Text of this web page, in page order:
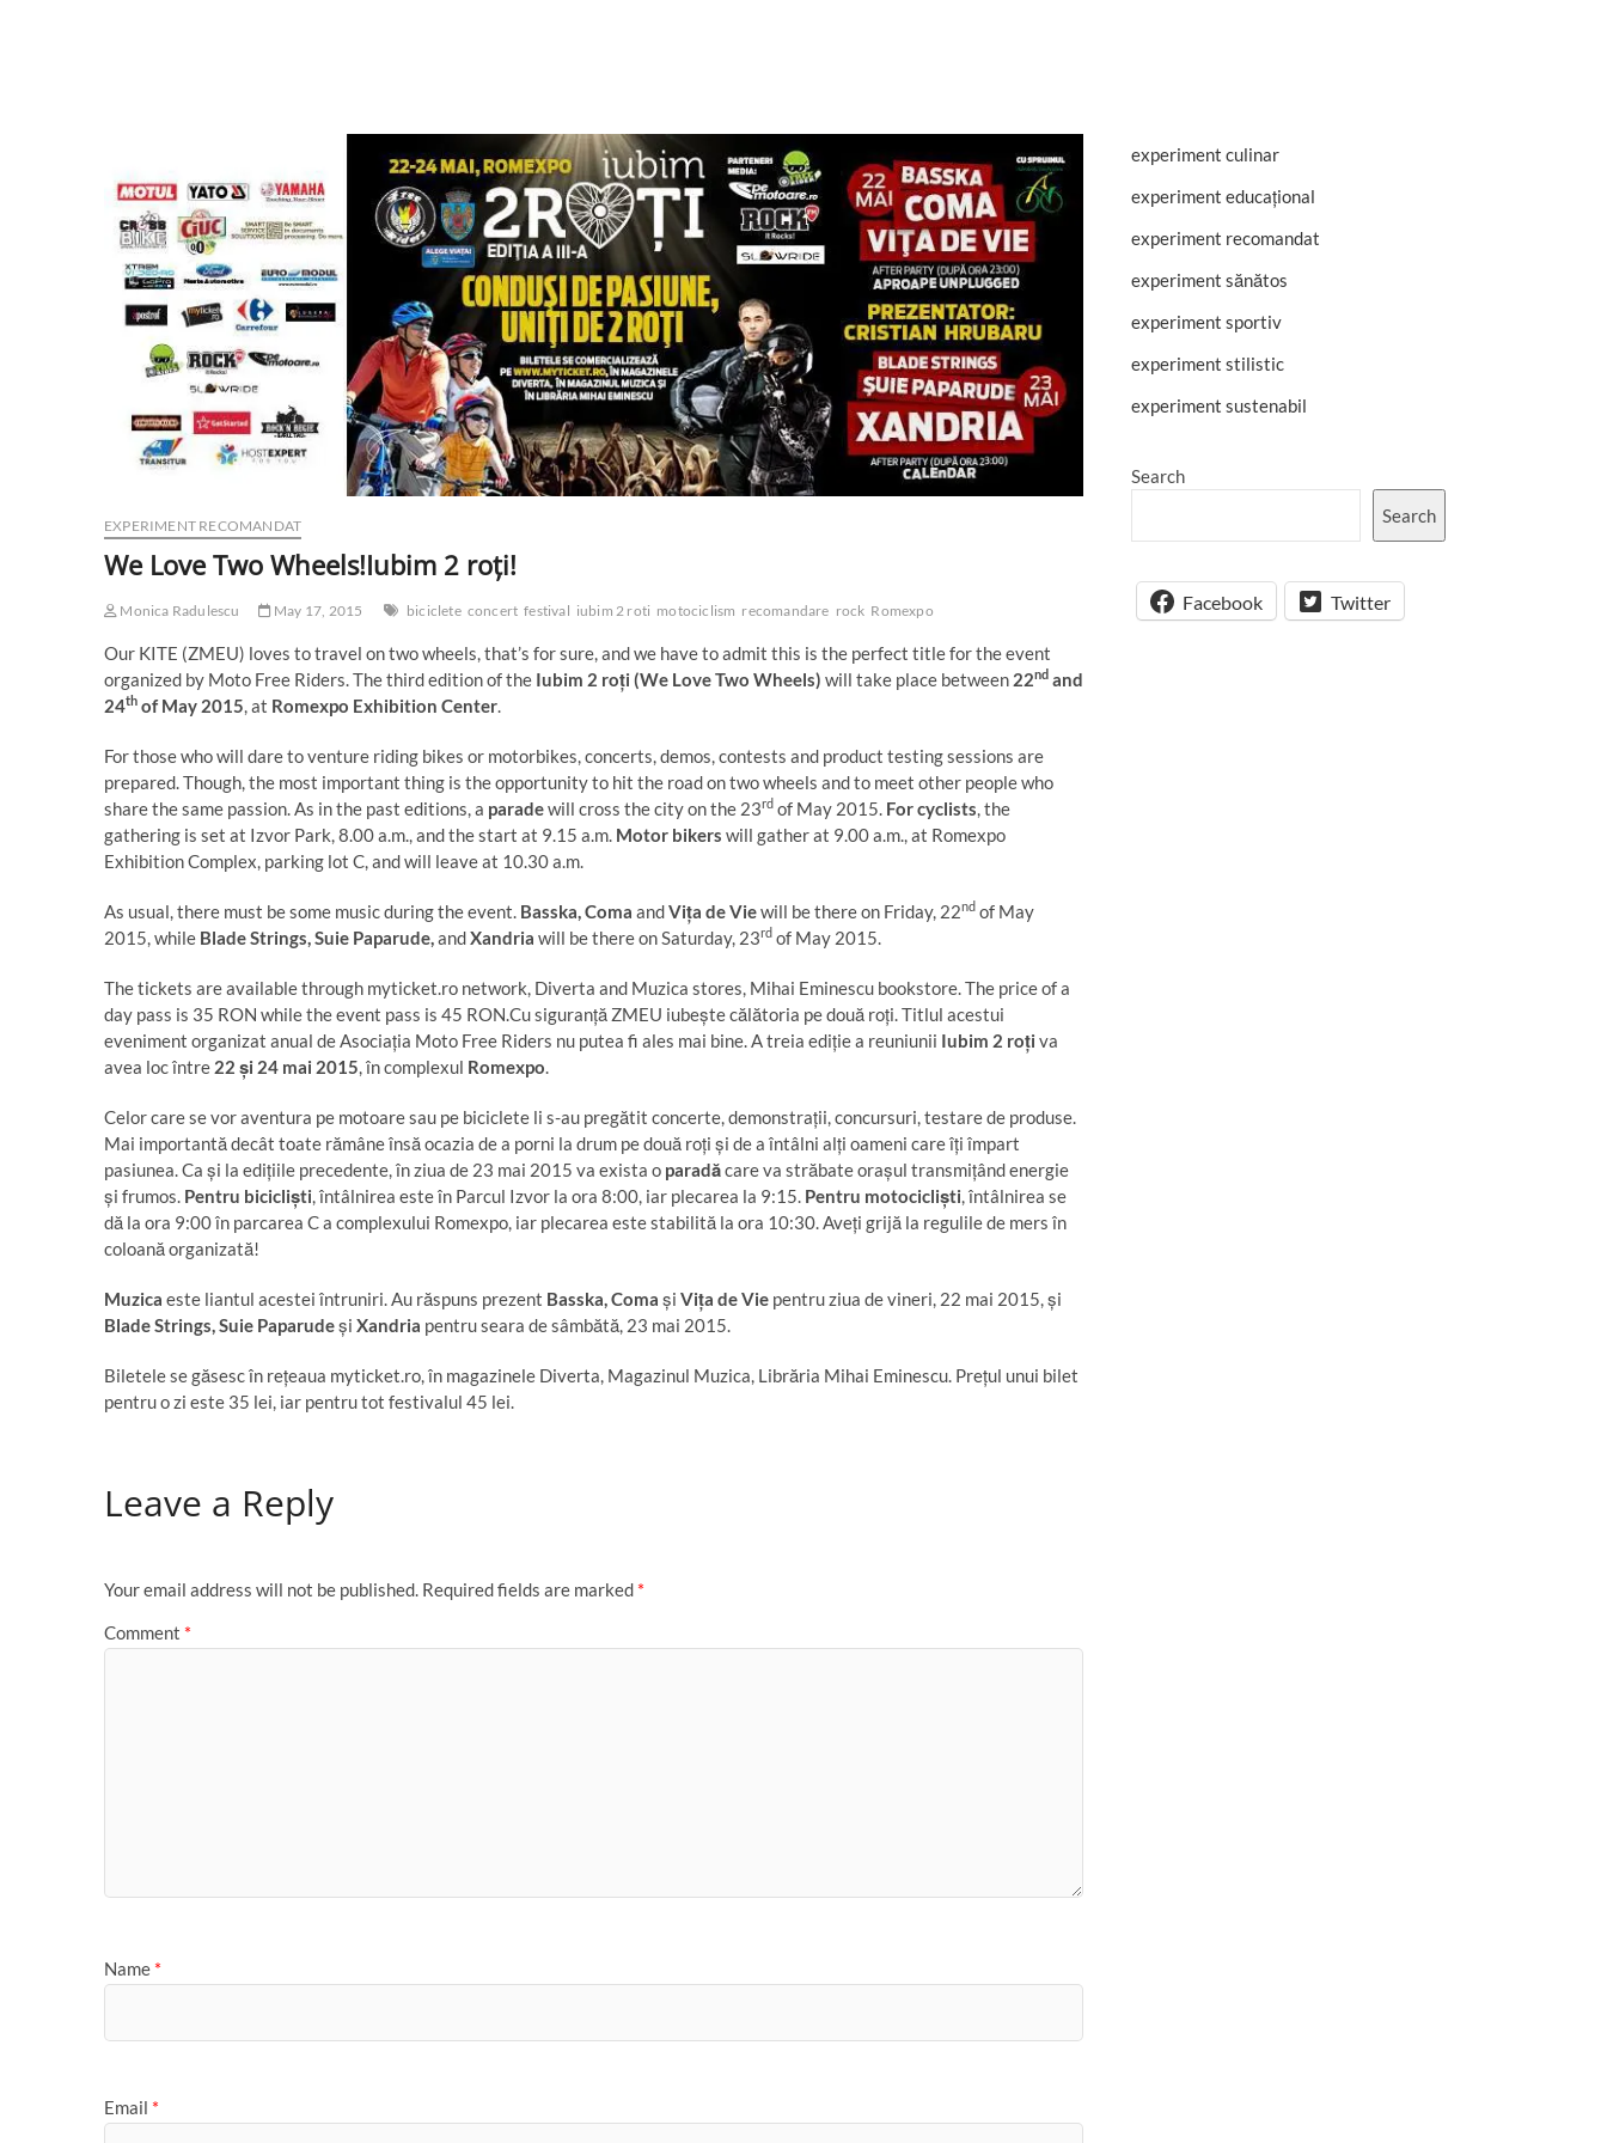
EXPERIMENT RECOMANDAT
We Love Two Wheels!Iubim 2 roți!
Monica Radulescu May 17, 2015 biciclete concert festival iubim 2 roti motociclism recomandare rock Romexpo
Our KITE (ZMEU) loves to travel on two wheels, that’s for sure, and we have to admit this is the perfect title for the event
organized by Moto Free Riders. The third edition of the Iubim 2 roți (We Love Two Wheels) will take place between 22nd and
24th of May 2015, at Romexpo Exhibition Center.
For those who will dare to venture riding bikes or motorbikes, concerts, demos, contests and product testing sessions are
prepared. Though, the most important thing is the opportunity to hit the road on two wheels and to meet other people who
share the same passion. As in the past editions, a paradewill cross the city on the 23rd of May 2015. For cyclists, the
gathering is set at Izvor Park, 8.00 a.m., and the start at 9.15 a.m. Motor bikers will gather at 9.00 a.m., at Romexpo
Exhibition Complex, parking lot C, and will leave at 10.30 a.m.
As usual, there must be some music during the event. Basska, Coma andVița de Viewill be there on Friday, 22nd of May
2015, while Blade Strings, Suie Paparude,andXandria will be there on Saturday, 23rd of May 2015.
The tickets are available through myticket.ro network, Diverta and Muzica stores, Mihai Eminescu bookstore. The price of a
day pass is 35 RON while the event pass is 45 RON.Cu siguranță ZMEU iubește călătoria pe două roți. Titlul acestui
eveniment organizat anual de Asociația Moto Free Riders nu putea fi ales mai bine. A treia ediție a reuniunii Iubim 2 roți va
avea loc între 22 și 24 mai 2015, în complexul Romexpo.
Celor care se vor aventura pe motoare sau pe biciclete li s-au pregătit concerte, demonstrații, concursuri, testare de produse.
Mai importantă decât toate rămâne însă ocazia de a porni la drum pe două roți și de a întâlni alți oameni care îți împart
pasiunea. Ca și la edițiile precedente, în ziua de 23 mai 2015 va exista o paradăcare va străbate orașul transmițând energie
și frumos. Pentru bicicliști, întâlnirea este în Parcul Izvor la ora 8:00, iar plecarea la 9:15. Pentru motocicliști, întâlnirea se
dă la ora 9:00 în parcarea C a complexului Romexpo, iar plecarea este stabilită la ora 10:30. Aveți grijă la regulile de mers în
coloană organizată!
Muzica este liantul acestei întruniri. Au răspuns prezent Basska, Coma și Vița de Vie pentru ziua de vineri, 22 mai 2015, și
Blade Strings, Suie Paparudeși Xandria pentru seara de sâmbătă, 23 mai 2015.
Biletele se găsesc în rețeaua myticket.ro, în magazinele Diverta, Magazinul Muzica, Librăria Mihai Eminescu. Prețul unui bilet
pentru o zi este 35 lei, iar pentru tot festivalul 45 lei.
Leave a Reply
Your email address will not be published. Required fields are marked *
Comment *
Name *
Email *
experiment culinar
experiment educațional
experiment recomandat
experiment sănătos
experiment sportiv
experiment stilistic
experiment sustenabil
Search
Search
Facebook Twitter